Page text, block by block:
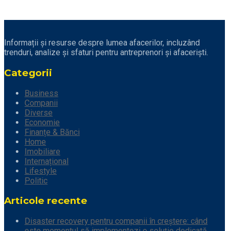
Informații și resurse despre lumea afacerilor, incluzând
trenduri, analize și sfaturi pentru antreprenori și afaceriști.
Categorii
Business
Companii
Diverse
Economie
Finanțe & Bănci
Home
Imobiliare
Internațional
Lifestyle
Politic
Articole recente
Disaster recovery pentru companii în creștere: când